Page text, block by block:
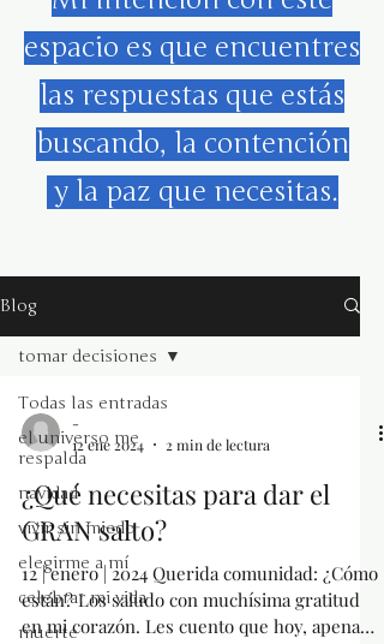
espacio es que encuentres
las respuestas que estás
buscando, la contención
y la paz que necesitas.
Blog
Todas las entradas
el universo me
respalda
navidad
vivir sin miedo
elegirme a mí
celebrar mi vida
muerte
tomar decisiones
-
12 ene 2024
2 min de lectura
¿Qué necesitas para dar el
GRAN salto?
12 | enero | 2024 Querida comunidad: ¿Cómo
están? Los saludo con muchísima gratitud
en mi corazón. Les cuento que hoy, apenas